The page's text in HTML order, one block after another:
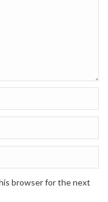
browser for the next